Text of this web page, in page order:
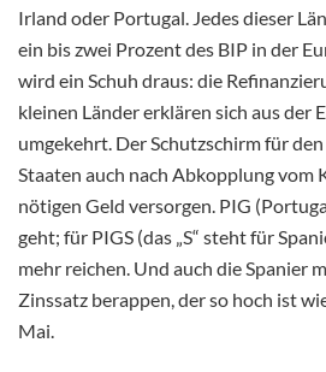
Irland oder Portugal. Jedes dieser
ein bis zwei Prozent des BIP in der
wird ein Schuh draus: die
kleinen Länder erklären sich aus der
umgekehrt. Der Schutzschirm für
Staaten auch nach Abkopplung vom
nötigen Geld versorgen. PIG
geht; für PIGS (das „S“ steht für
mehr reichen. Und auch die Spanier
Zinssatz berappen, der so hoch ist
Mai.